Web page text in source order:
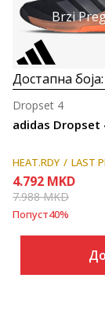
Brzi
Достапна боја:
adidas Dropset
Dropset 4
HEAT.RDY LAST
4.792 MKD
7.988MKD
Попуст40%